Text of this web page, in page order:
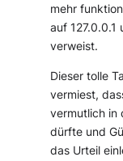
mehr
auf 127.0.0.1
verweist.
Dieser tolle
vermiest,
vermutlich in
dürfte und
das Urteil